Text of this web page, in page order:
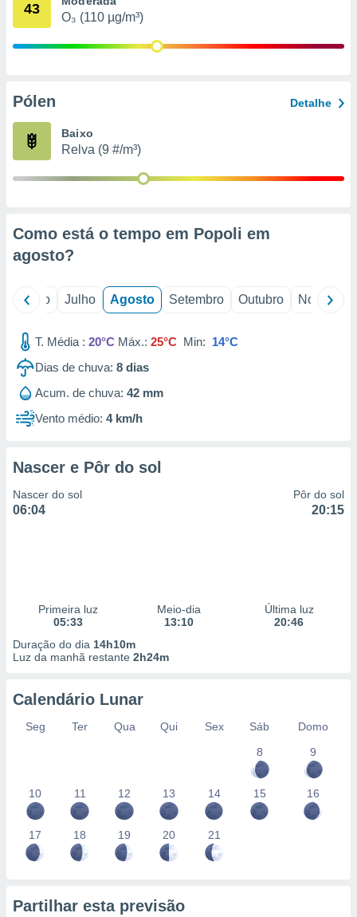
estudos
43
O₃ (110 µg/m³)
Pólen Detalhe
Baixo
Relva (9 #/m³)
Como está o tempo em Popoli em
agosto?
Junho Julho Agosto Setembro Outubro Novembro
T. Média : 20°C Máx.: 25°C Min: 14°C
Dias de chuva: 8 dias
Acum. de chuva: 42 mm
Vento médio: 4 km/h
Nascer e Pôr do sol
Nascer do sol
06:04
Pôr do sol
20:15
Primeira luz
05:33
Meio-dia
13:10
Última luz
20:46
Duração do dia 14h10m
Luz da manhã restante 2h24m
Calendário Lunar
Seg Ter Qua Qui Sex Sáb
Domo
8
9
10 11 12 13 14 15 16
17 18 19 20 21
Partilhar esta previsão